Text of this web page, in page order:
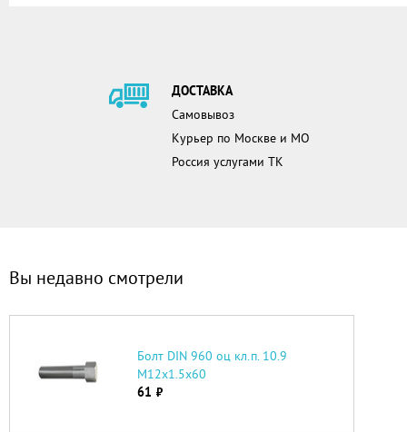
ДОСТАВКА
Самовывоз
Курьер по Москве и МО
Россия услугами ТК
Вы недавно смотрели
Болт DIN 960 оц кл.п. 10.9
М12х1.5х60
61 руб.